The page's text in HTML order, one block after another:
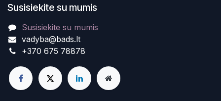
Susisiekite su mumis
Susisiekite su mumis
vadyba@bads.lt
+370 675 78878